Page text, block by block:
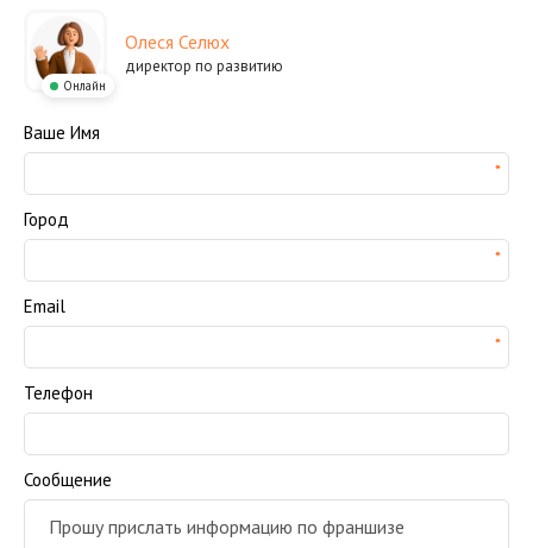
Онлайн
Олеся Селюх
директор по развитию
Ваше Имя
Город
Email
Телефон
Сообщение